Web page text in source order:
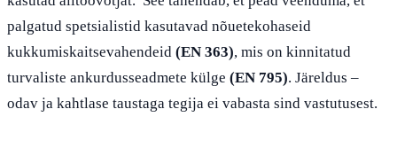
palgatud spetsialistid kasutavad nõuetekohaseid
kukkumiskaitsevahendeid (EN 363), mis on kinnitatud
turvaliste ankurdusseadmete külge (EN 795). Järeldus –
odav ja kahtlase taustaga tegija ei vabasta sind vastutusest.